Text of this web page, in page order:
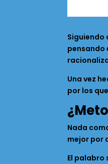
Siguiendo
pensando
Una vez
por los
Nada
mejor por
El palabro